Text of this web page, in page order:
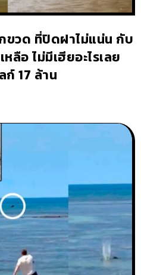
ขวด ที่ปิดฝาไม่แน่น กับ
ลือ ไม่มีเฮียอะไรเลย
17 ล้าน